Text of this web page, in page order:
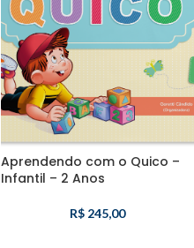
Aprendendo com o Quico –
Infantil – 2 Anos
R$ 245,00